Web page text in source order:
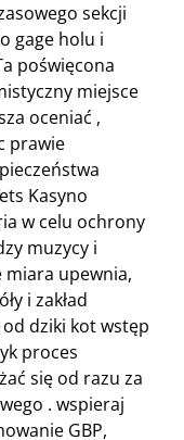
sekcji
gage holu i
poświęcona
miejsce
oceniać ,
prawie
Kasyno
w celu ochrony
muzycy i
miara upewnia,
i zakład
dziki kot wstęp
proces
się od razu za
. wspieraj
GBP,